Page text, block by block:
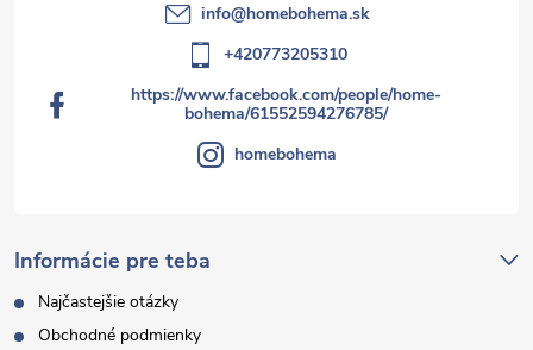
Informácie pre teba
Najčastejšie otázky
Obchodné podmienky
info@homebohema.sk
+420773205310
https://www.facebook.com/people/home-
bohema/61552594276785/
homebohema